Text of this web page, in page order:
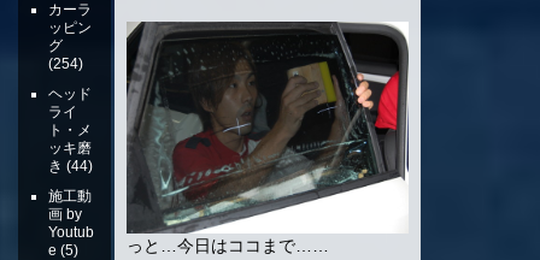
っと…今日はココまで……
カーラ
ッピン
グ
(254)
ヘッド
ライ
ト・メ
ッキ磨
き (44)
施工動
画 by
Youtub
e (5)